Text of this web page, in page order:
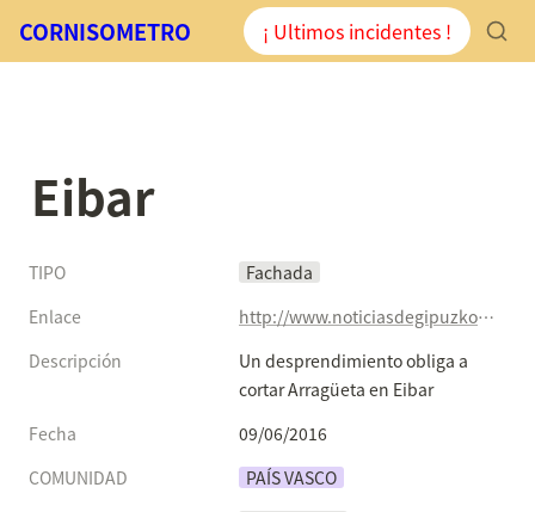
CORNISOMETRO ¡ Ultimos incidentes !
Eibar
TIPO
Fachada
Enlace
http://www.noticiasdegipuzkoa.com/2016/06/09/sociedad/un-desprendimiento-obliga-a-cortar-arragueta-en-eibar
Descripción
Un desprendimiento obliga a
cortar Arragüeta en Eibar
Fecha
09/06/2016
COMUNIDAD
PAÍS VASCO